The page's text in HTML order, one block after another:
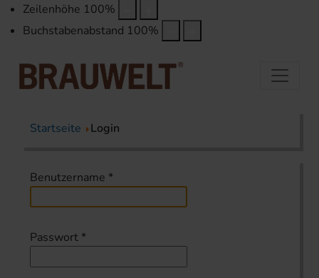
Zeilenhöhe 100%
Buchstabenabstand 100%
Startseite Login
Benutzername *
Passwort *